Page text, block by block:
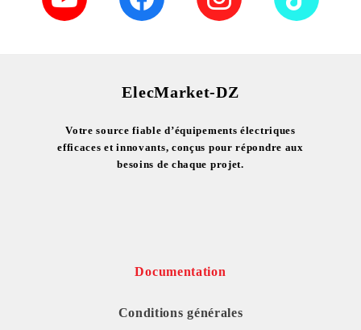
ElecMarket-DZ
Votre source fiable d’équipements électriques
efficaces et innovants, conçus pour répondre aux
besoins de chaque projet.
Documentation
Conditions générales